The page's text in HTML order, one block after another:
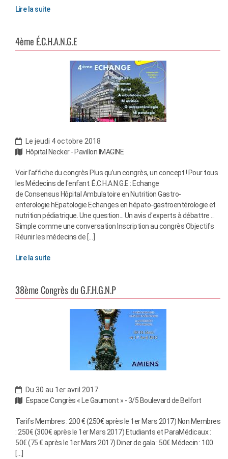
Lire la suite
4ème É.C.H.A.N.G.E
Le jeudi 4 octobre 2018
Hôpital Necker - Pavillon IMAGINE
Voir l'affiche du congrès Plus qu’un congrès, un concept ! Pour tous
les Médecins de l'enfant. É.C.H.A.N.G.E : Echange
de Consensus Hôpital Ambulatoire en Nutrition Gastro-
enterologie hEpatologie Echanges en hépato-gastroentérologie et
nutrition pédiatrique. Une question... Un avis d'experts à débattre ...
Simple comme une conversation Inscription au congrès Objectifs
Réunir les médecins de […]
Lire la suite
38ème Congrès du G.F.H.G.N.P
Du 30 au 1er avril 2017
Espace Congrès « Le Gaumont » - 3/5 Boulevard de Belfort
Tarifs Membres : 200 € (250€ après le 1er Mars 2017) Non Membres
: 250€ (300€ après le 1er Mars 2017) Etudiants et ParaMédicaux :
50€ (75 € après le 1er Mars 2017) Diner de gala : 50€ Médecin : 100
[…]